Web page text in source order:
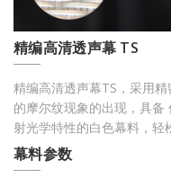
精编高清透声幕 TS
精编高清透声幕TS，采用
的摩尔纹现象的出现，具备
射光学特性的白色幕料，轻
幕料参数